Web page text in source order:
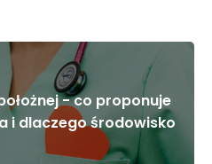
- co proponuje
i dlaczego środowisko